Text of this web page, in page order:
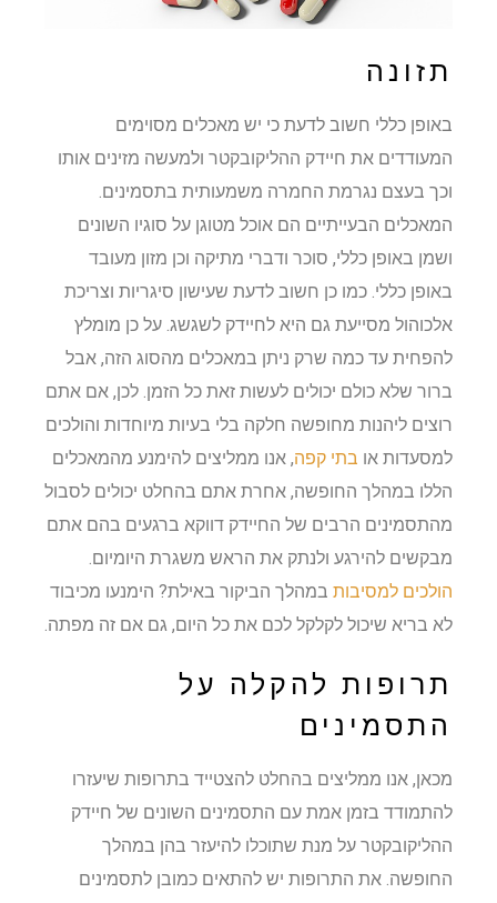
תזונה
באופן כללי חשוב לדעת כי יש מאכלים מסוימים
המעודדים את חיידק ההליקובקטר ולמעשה מזינים אותו
וכך בעצם נגרמת החמרה משמעותית בתסמינים.
המאכלים הבעייתיים הם אוכל מטוגן על סוגיו השונים
ושמן באופן כללי, סוכר ודברי מתיקה וכן מזון מעובד
באופן כללי. כמו כן חשוב לדעת שעישון סיגריות וצריכת
אלכוהול מסייעת גם היא לחיידק לשגשג. על כן מומלץ
להפחית עד כמה שרק ניתן במאכלים מהסוג הזה, אבל
ברור שלא כולם יכולים לעשות זאת כל הזמן. לכן, אם אתם
רוצים ליהנות מחופשה חלקה בלי בעיות מיוחדות והולכים
למסעדות אובתי קפה, אנו ממליצים להימנע מהמאכלים
הללו במהלך החופשה, אחרת אתם בהחלט יכולים לסבול
מהתסמינים הרבים של החיידק דווקא ברגעים בהם אתם
מבקשים להירגע ולנתק את הראש משגרת היומיום.
הולכים למסיבותבמהלך הביקור באילת? הימנעו מכיבוד
לא בריא שיכול לקלקל לכם את כל היום, גם אם זה מפתה.
תרופות להקלה על
התסמינים
מכאן, אנו ממליצים בהחלט להצטייד בתרופות שיעזרו
להתמודד בזמן אמת עם התסמינים השונים של חיידק
ההליקובקטר על מנת שתוכלו להיעזר בהן במהלך
החופשה. את התרופות יש להתאים כמובן לתסמינים